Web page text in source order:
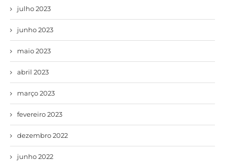
julho 2023
junho 2023
maio 2023
abril 2023
março 2023
fevereiro 2023
dezembro 2022
junho 2022